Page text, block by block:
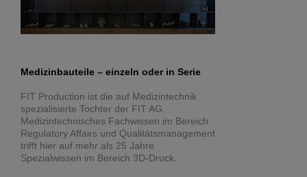
Medizinbauteile – einzeln oder in Serie
FIT Production ist die auf Medizintechnik
spezialisierte Tochter der FIT AG.
Medizintechnisches Fachwissen im Bereich
Regulatory Affairs und Qualitätsmanagement
trifft hier auf mehr als 25 Jahre
Spezialwissen im Bereich 3D-Druck.